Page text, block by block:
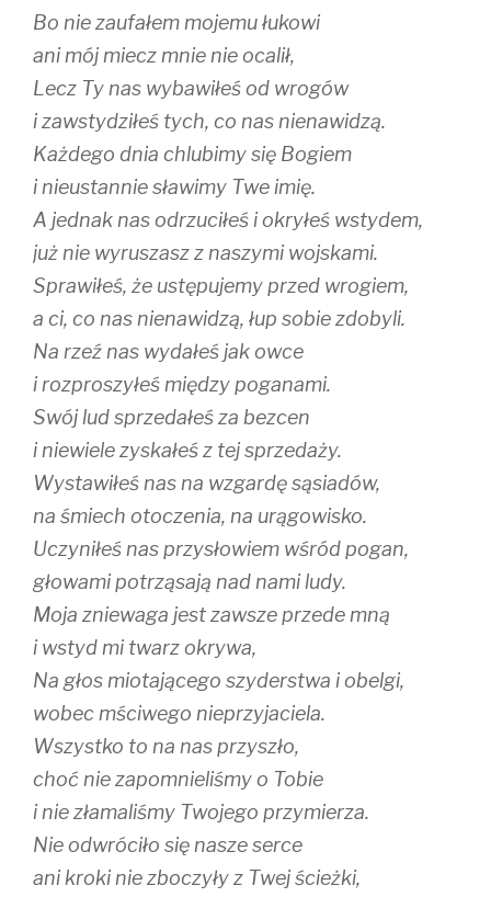
Bo nie zaufałem mojemu łukowi
ani mój miecz mnie nie ocalił,
Lecz Ty nas wybawiłeś od wrogów
i zawstydziłeś tych, co nas nienawidzą.
Każdego dnia chlubimy się Bogiem
i nieustannie sławimy Twe imię.
A jednak nas odrzuciłeś i okryłeś wstydem,
już nie wyruszasz z naszymi wojskami.
Sprawiłeś, że ustępujemy przed wrogiem,
a ci, co nas nienawidzą, łup sobie zdobyli.
Na rzeź nas wydałeś jak owce
i rozproszyłeś między poganami.
Swój lud sprzedałeś za bezcen
i niewiele zyskałeś z tej sprzedaży.
Wystawiłeś nas na wzgardę sąsiadów,
na śmiech otoczenia, na urągowisko.
Uczyniłeś nas przysłowiem wśród pogan,
głowami potrząsają nad nami ludy.
Moja zniewaga jest zawsze przede mną
i wstyd mi twarz okrywa,
Na głos miotającego szyderstwa i obelgi,
wobec mściwego nieprzyjaciela.
Wszystko to na nas przyszło,
choć nie zapomnieliśmy o Tobie
i nie złamaliśmy Twojego przymierza.
Nie odwróciło się nasze serce
ani kroki nie zboczyły z Twej ścieżki,